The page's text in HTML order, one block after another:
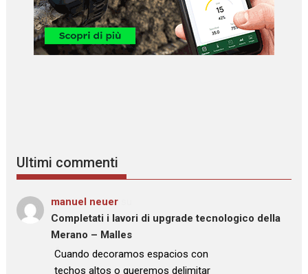
Ultimi commenti
manuel neuer
Completati i lavori di upgrade tecnologico della
Merano – Malles
: “
Cuando decoramos espacios con
techos altos o queremos delimitar